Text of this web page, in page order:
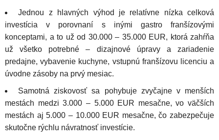
Jednou z hlavných výhod je relatívne nízka celková
investícia v porovnaní s inými gastro franšízovými
konceptami, a to už od 30.000 – 35.000 EUR, ktorá zahŕňa
už všetko potrebné – dizajnové úpravy a zariadenie
predajne, vybavenie kuchyne, vstupnú franšízovu licenciu a
úvodne zásoby na prvý mesiac.
Samotná ziskovosť sa pohybuje zvyčajne v menších
mestách medzi 3.000 – 5.000 EUR mesačne, vo väčších
mestách aj 5.000 – 10.000 EUR mesačne, čo zabezpečuje
skutočne rýchlu návratnosť investície.